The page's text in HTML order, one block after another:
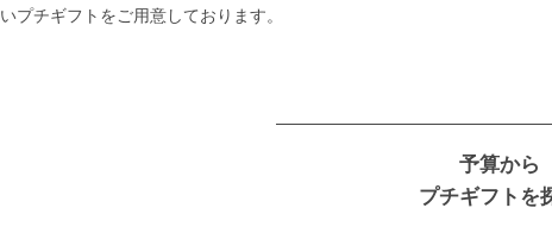
いプチギフトをご用意しております。
予算から
プチギフトを